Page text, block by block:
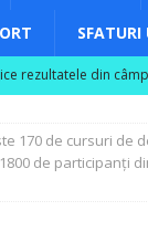
SFATURI
rezultatele din
dublează în S1
170 de cursuri de
de participanţi